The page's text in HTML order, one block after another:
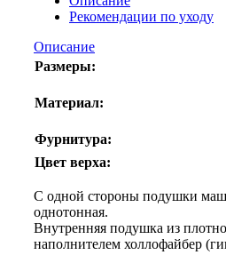
Рекомендации по уходу
Описание
Размеры:
Материал:
Фурнитура:
Цвет верха:
С одной стороны подушки
однотонная.
Внутренняя подушка из
наполнителем холлофайбер